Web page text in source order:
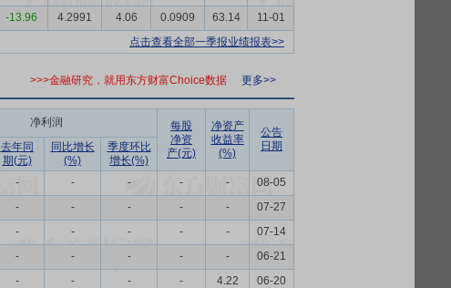
-13.96 4.2991 4.06 0.0909 63.14
11-01
点击查看全部一季报业绩报表>>
>>>金融研究，就用东方财富Choice数据 更多>>
净利润
每股
净资
产(元)
净资产
收益率
(%)
公告
日期
去年同
期(元)
同比增长
(%)
季度环比
增长(%)
- - - - -
08-05
- - - - -
07-27
- - - - -
07-14
- - - - -
06-21
- - - - 4.22
06-20